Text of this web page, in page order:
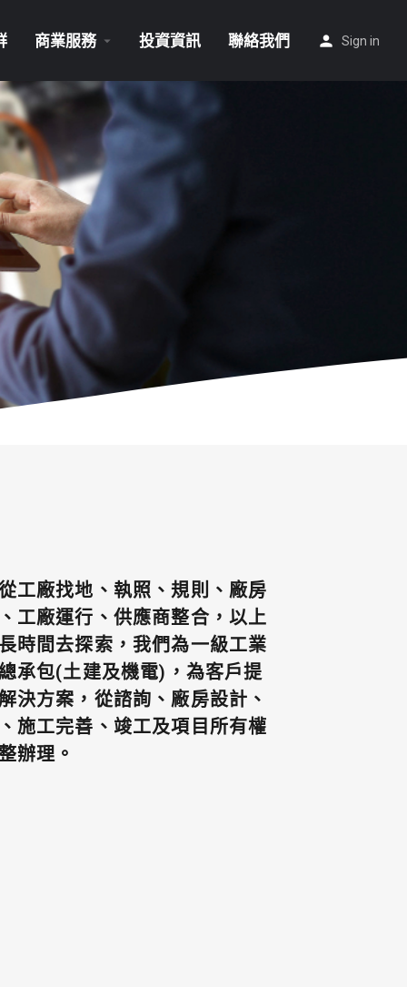
商業服務 投資資訊 聯絡我們 Sign in
工廠找地、執照、規則、廠房
工廠運行、供應商整合，以上
時間去探索，我們為一級工業
承包(土建及機電)，為客戶提
決方案，從諮詢、廠房設計、
施工完善、竣工及項目所有權
辦理。